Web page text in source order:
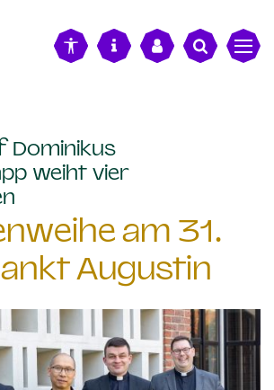
Dominikus
weiht vier
am 31.
Augustin